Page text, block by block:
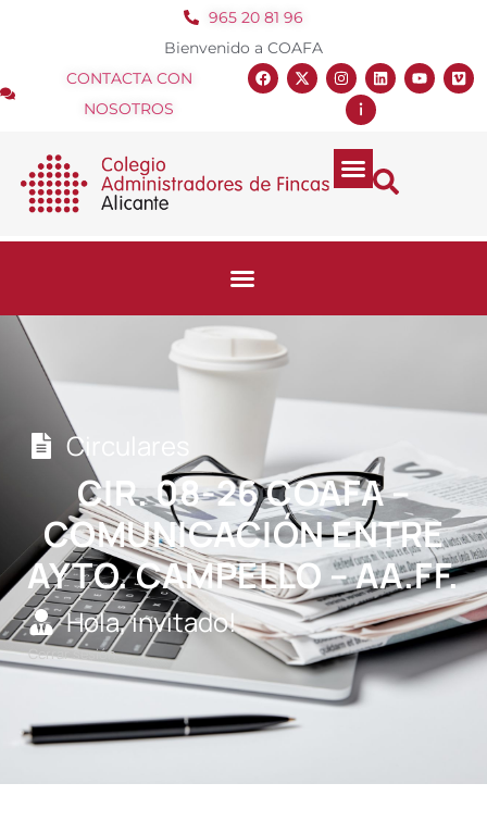
965 20 81 96
Bienvenido a COAFA
CONTACTA CON
NOSOTROS
Circulares
CIR. 08-26 COAFA –
COMUNICACIÓN ENTRE
AYTO. CAMPELLO – AA.FF.
Hola, invitado!
Cerrar sesión